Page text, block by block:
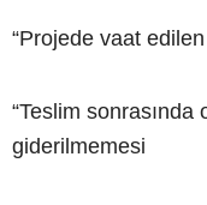
“Projede vaat
“Teslim sonrasında
giderilmemesi